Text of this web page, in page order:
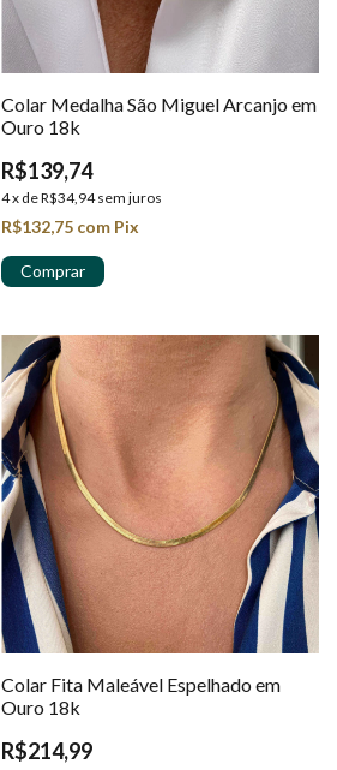
Colar Medalha São Miguel Arcanjo em
Ouro 18k
R$139,74
4x deR$34,94 sem juros
R$132,75 com Pix
Colar Fita Maleável Espelhado em
Ouro 18k
R$214,99